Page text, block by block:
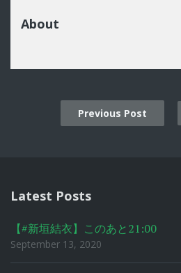
About
Previous Post
Latest Posts
【#新垣結衣】このあと21:00
September 13, 2020